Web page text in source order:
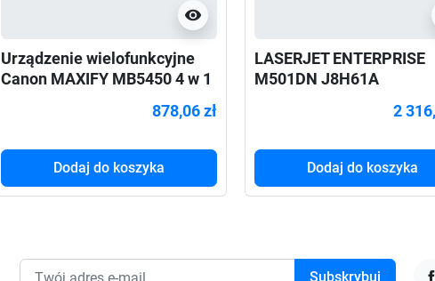
visibility
Urządzenie wielofunkcyjne
Canon MAXIFY MB5450 4 w 1
878,06 zł
Dodaj do koszyka
LASERJET ENTERPRISE
M501DN J8H61A
2
Dodaj do koszyka